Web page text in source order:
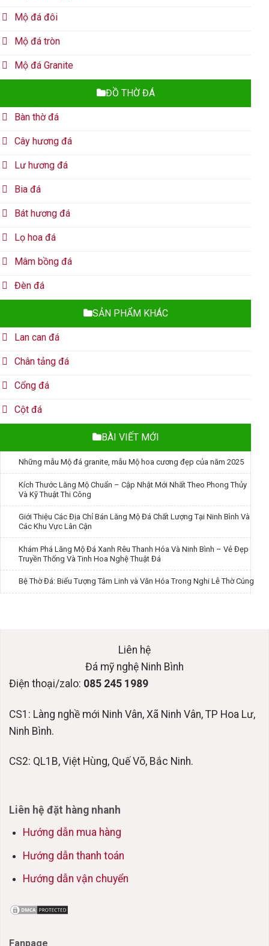
Mộ đá đôi
Mộ đá tròn
Mộ đá Granite
ĐỒ THỜ ĐÁ
Bàn thờ đá
Cây hương đá
Lư hương đá
Bia đá
Bát hương đá
Lọ hoa đá
Mâm bồng đá
Đèn đá
SẢN PHẨM KHÁC
Lan can đá
Chân tảng đá
Cổng đá
Cột đá
BÀI VIẾT MỚI
Những mẫu Mộ đá granite, mẫu Mộ hoa cương đẹp của năm 2025
Kích Thước Lăng Mộ Chuẩn – Cập Nhật Mới Nhất Theo Phong Thủy
Và Kỹ Thuật Thi Công
Giới Thiệu Các Địa Chỉ Bán Lăng Mộ Đá Chất Lượng Tại Ninh Bình Và
Các Khu Vực Lân Cận
Khám Phá Lăng Mộ Đá Xanh Rêu Thanh Hóa Và Ninh Bình – Vẻ Đẹp
Truyền Thống Và Tinh Hoa Nghệ Thuật Đá
Bệ Thờ Đá: Biểu Tượng Tâm Linh và Văn Hóa Trong Nghi Lễ Thờ Cúng
Liên hệ
Đá mỹ nghệ Ninh Bình
Điện thoại/zalo: 085 245 1989
CS1: Làng nghề mới Ninh Vân, Xã Ninh Vân, TP Hoa Lư,
Ninh Bình.
CS2: QL1B, Việt Hùng, Quế Võ, Bắc Ninh.
Liên hệ đặt hàng nhanh
Hướng dẫn mua hàng
Hướng dẫn thanh toán
Hướng dẫn vận chuyển
Fanpage